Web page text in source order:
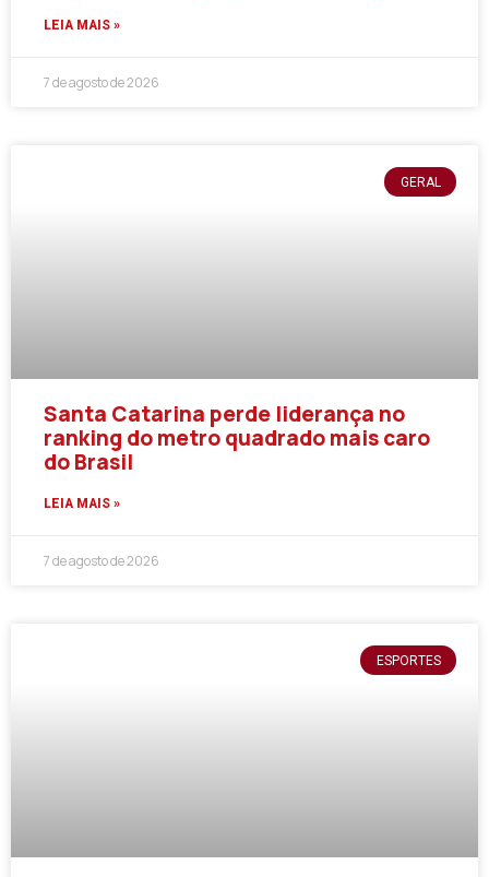
LEIA MAIS »
7 de agosto de 2026
GERAL
Santa Catarina perde liderança no
ranking do metro quadrado mais caro
do Brasil
LEIA MAIS »
7 de agosto de 2026
ESPORTES